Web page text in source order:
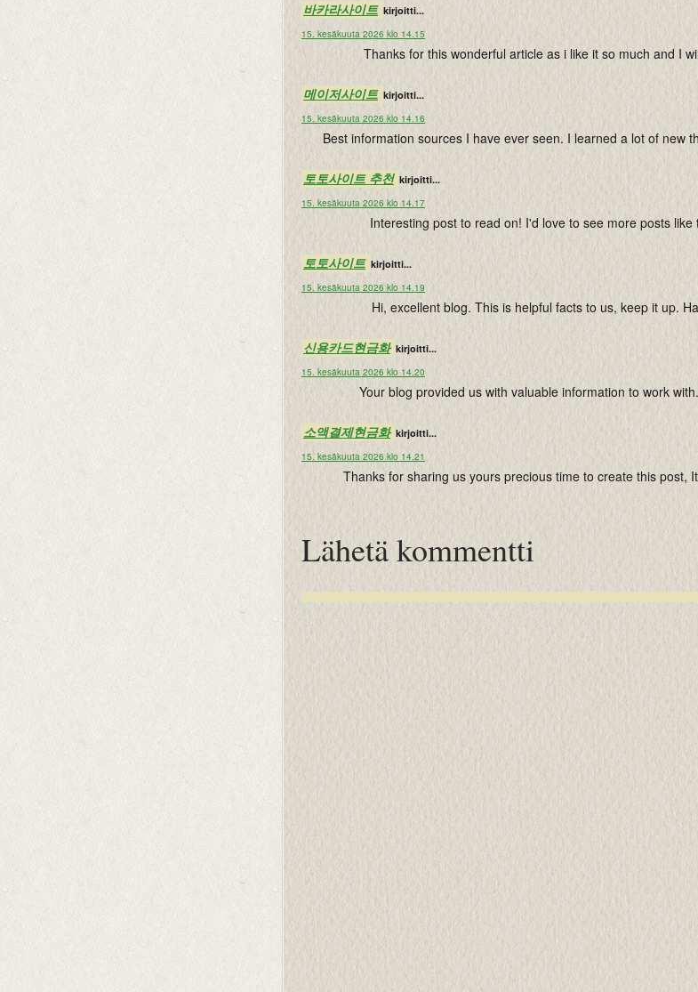
바카라사이트 kirjoitti...
15. kesäkuuta 2026 klo 14.15
Thanks for this wonderful article as i like it so much and I
메이저사이트 kirjoitti...
15. kesäkuuta 2026 klo 14.16
Best information sources I have ever seen. I learned a lot of new
토토사이트 추천 kirjoitti...
15. kesäkuuta 2026 klo 14.17
Interesting post to read on! I'd love to see more posts like
토토사이트 kirjoitti...
15. kesäkuuta 2026 klo 14.19
Hi, excellent blog. This is helpful facts to us, keep it up.
신용카드현금화 kirjoitti...
15. kesäkuuta 2026 klo 14.20
Your blog provided us with valuable information to work
소액결제현금화 kirjoitti...
15. kesäkuuta 2026 klo 14.21
Thanks for sharing us yours precious time to create this post,
Lähetä kommentti